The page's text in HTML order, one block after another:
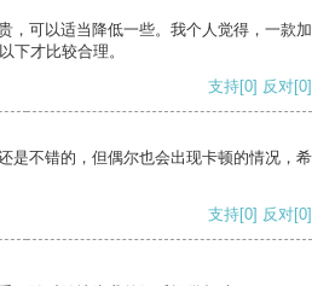
，可以适当降低一些。我个人觉得，一款加
下才比较合理。
支持[0] 反对[0]
是不错的，但偶尔也会出现卡顿的情况，希
支持[0] 反对[0]